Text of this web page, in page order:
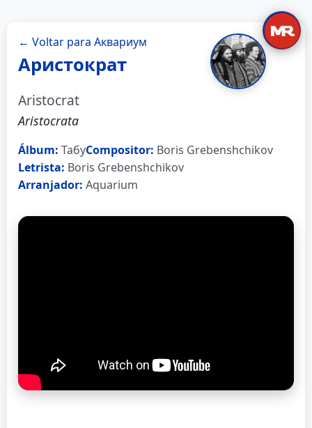
← Voltar para Аквариум
Аристократ
Aristocrat
Aristocrata
Álbum: ТабуCompositor: Boris Grebenshchikov
Letrista: Boris Grebenshchikov
Arranjador: Aquarium